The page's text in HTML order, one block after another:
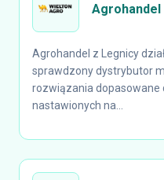
Agrohandel
Agrohandel z Legnicy
sprawdzony dystrybutor
rozwiązania
nastawionych na...